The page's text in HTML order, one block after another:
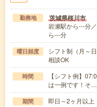
勤務地 茨城県桜川市
岩瀬駅から---分
ら---分
曜日頻度
シフト制（月～
相談OK
時間
【シフト例】
は一例です！そ…
期間 即日～2ヶ月以